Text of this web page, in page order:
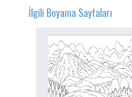
İlgili Boyama Sayfaları